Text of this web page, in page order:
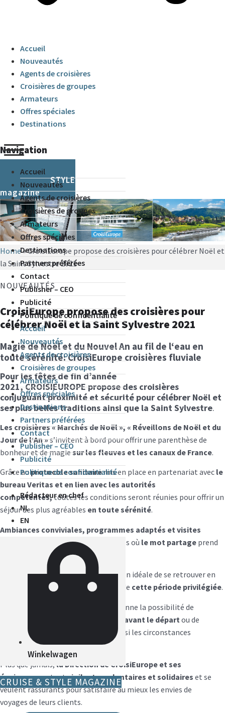
Accueil
Nouveautés
Agents de croisières
Croisières de groupes
Armateurs
Offres spéciales
Destinations
Navigation
Accueil
Nouveautés
Agents de croisières
Croisières de groupes
Armateurs
Offres spéciales
Destinations
Partners préférées
Contact
Publisher – CEO
Publicité
Politique de confidentialité
Accueil
Nouveautés
Agents de croisières
Croisières de groupes
Armateurs
Offres spéciales
Destinations
Partners préférées
Contact
Publisher – CEO
Publicité
Politique de confidentialité
Rédacteur en chef
NL
EN
Winkelwagen
CRUISE & STYLE MAGAZINE
CRUISE & STYLE
magazine
Home»CroisiEurope propose des croisières pour célébrer Noël et
la Saint Sylvestre 2021
NOUVEAUTÉS
CroisiEurope propose des croisières pour
célébrer Noël et la Saint Sylvestre 2021
Magiede Noëlet du Nouvel An au fil de l‘eau en
toute sérénité: CroisiEurope croisières fluviale
Pour les fêtes de fin d’année
2021, CROISIEUROPE propose des croisières
conjuguant proximité et sécurité pour célébrer Noël et
sesplus bellestraditions ainsi que la Saint Sylvestre.
Les croisières«Marchés de Noël», « Réveillons de Noël et du
Jour de l‘An»s’invitent à bord pour offrir une parenthèse de
bonheur et de magiesur les fleuves et les canaux de France.
Grâce auprotocole sanitairemis en place en partenariat avec le
bureau Veritas et en lien avec les autorités
compétentes,toutes les conditions seront réunies pour offrir un
séjour des plus agréables en toute sérénité.
Ambiances conviviales, programmes adaptés et visites
rythment ces croisières où le mot partage prend
En formules courtes,c’est l’occasion idéale de se retrouver en
famille ou entre amis pour profiter de cette période privilégiée.
donne la possibilité de
à 15 jours avant le départ ou de
l’annuler/le reporter
16 jours avant
si les circonstances
l’imposaient.
Plus que jamais, la Direction de CroisiEurope et ses
équipagesrestentvigilants,volontaires et solidaires et se
veulent rassurants pour satisfaire au mieux les envies de
voyages de leurs clients.